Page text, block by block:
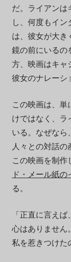
だ。ライアン
し、何度もイ
は、彼女が大
鏡の前にいるの
方、映画はキャ
彼女のナレーシ
この映画は、
けではなく、ラ
いる。なぜなら
人々との対話
この映画を制作
ド・メール紙
る。
「正直に言え
心はありません
私を惹きつけた